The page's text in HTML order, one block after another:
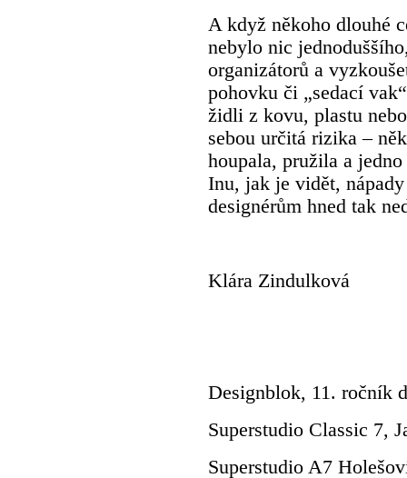
A když někoho dlouhé
nebylo nic
organizátorů a
pohovku či „sedací
židli z kovu, plastu
sebou určitá rizika –
houpala, pružila a
Inu, jak je vidět,
designérům hned tak
Klára Zindulková
Designblok, 11. ročník
Superstudio Classic 7,
Superstudio A7